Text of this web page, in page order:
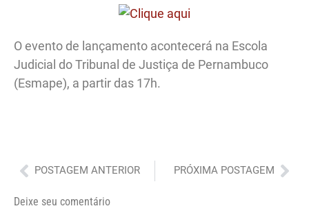
O evento de lançamento acontecerá na Escola
Judicial do Tribunal de Justiça de Pernambuco
(Esmape), a partir das 17h.
Anterior
POSTAGEM ANTERIOR PRÓXIMA POSTAGEM
Deixe seu comentário